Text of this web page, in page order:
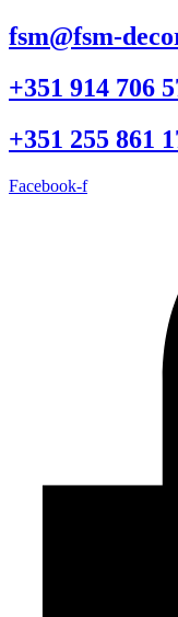
fsm@fsm-
+351 914 706
+351 255 861
Facebook-f